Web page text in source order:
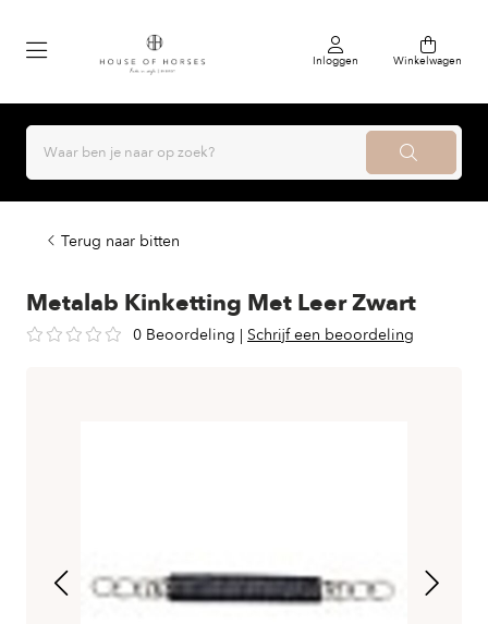
Inloggen Winkelwagen
Terug naar bitten
Metalab Kinketting Met Leer Zwart
0 Beoordeling | Schrijf een beoordeling